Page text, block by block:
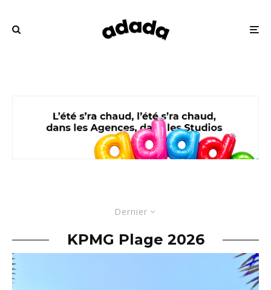
Dernier
KPMG Plage 2026